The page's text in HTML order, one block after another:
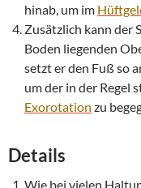
hinab, um im
Zusätzlich kann der
Boden liegenden
setzt er den Fuß so
um der in der Regel
Exorotation zu
Details
Wie bei vielen